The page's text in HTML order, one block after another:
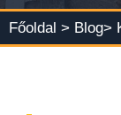
Főoldal > Blog>